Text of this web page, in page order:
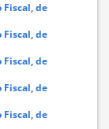
Fiscal, de
Fiscal, de
Fiscal, de
Fiscal, de
Fiscal, de